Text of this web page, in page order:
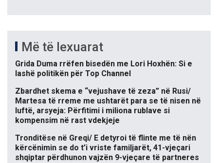
Më të lexuarat
Grida Duma rrëfen bisedën me Lori Hoxhën: Si e
lashë politikën për Top Channel
Zbardhet skema e “vejushave të zeza” në Rusi/
Martesa të rreme me ushtarët para se të nisen në
luftë, arsyeja: Përfitimi i miliona rublave si
kompensim në rast vdekjeje
Tronditëse në Greqi/ E detyroi të flinte me të nën
kërcënimin se do t’i vriste familjarët, 41-vjeçari
shqiptar përdhunon vajzën 9-vjeçare të partneres